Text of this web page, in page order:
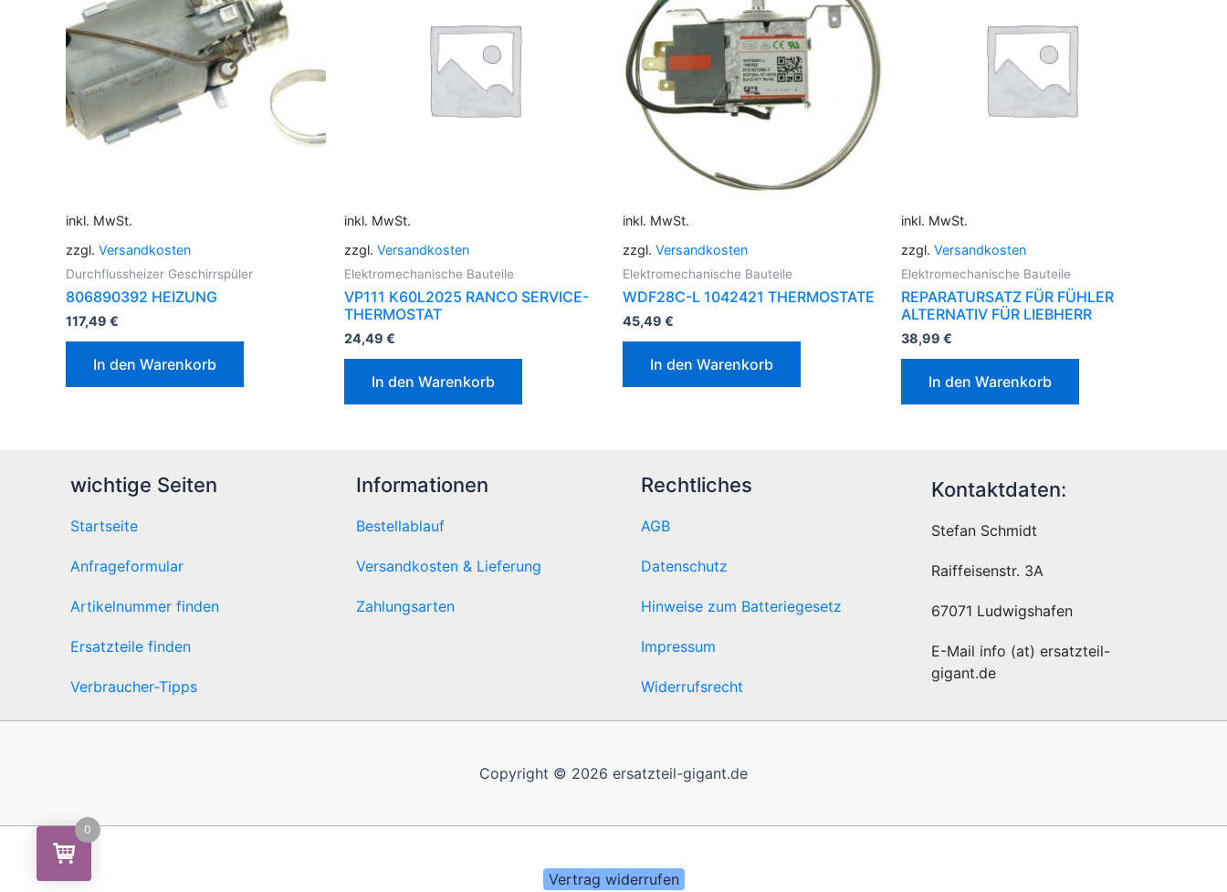
inkl. MwSt.
zzgl. Versandkosten
Durchflussheizer Geschirrspüler
806890392 HEIZUNG
117,49 €
In den Warenkorb
inkl. MwSt.
zzgl. Versandkosten
Elektromechanische Bauteile
VP111 K60L2025 RANCO SERVICE-
THERMOSTAT
24,49 €
In den Warenkorb
inkl. MwSt.
zzgl. Versandkosten
Elektromechanische Bauteile
WDF28C-L 1042421 THERMOSTATE
45,49 €
In den Warenkorb
inkl. MwSt.
zzgl. Versandkosten
Elektromechanische Bauteile
REPARATURSATZ FÜR FÜHLER
ALTERNATIV FÜR LIEBHERR
38,99 €
In den Warenkorb
wichtige Seiten
Startseite
Anfrageformular
Artikelnummer finden
Ersatzteile finden
Verbraucher-Tipps
Informationen
Bestellablauf
Versandkosten & Lieferung
Zahlungsarten
Rechtliches
AGB
Datenschutz
Hinweise zum Batteriegesetz
Impressum
Widerrufsrecht
Kontaktdaten:
Stefan Schmidt
Raiffeisenstr. 3A
67071 Ludwigshafen
E-Mail info (at) ersatzteil-
gigant.de
Copyright © 2026 ersatzteil-gigant.de
Vertrag widerrufen
0